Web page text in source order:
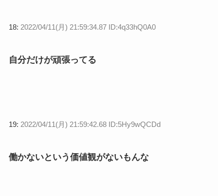
18: 2022/04/11(月) 21:59:34.87 ID:4q33hQ0A0
自分だけが頑張ってる
19: 2022/04/11(月) 21:59:42.68 ID:5Hy9wQCDd
働かないという価値観がないもんな